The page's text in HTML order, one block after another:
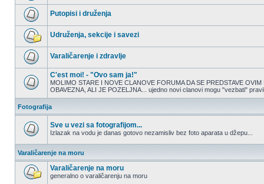
Nema
nepročitanih
postova
Nema
nepročitanih
postova
Putopisi i druženja
Nema
nepročitanih
postova
Udruženja, sekcije i savezi
Nema
nepročitanih
postova
Varaličarenje i zdravlje
Nema
nepročitanih
postova
C'est moi! - "Ovo sam ja!"
MOLIMO STARE I NOVE CLANOVE FORUMA DA SE PREDSTAVE
OBAVEZNA, ALI JE POZELJNA... ujedno novi clanovi mogu "vezbati"
Fotografija
nepročitanih
postova
Sve u vezi sa fotografijom...
Izlazak na vodu je danas gotovo nezamisliv bez foto aparata u džepu...
Varaličarenje na moru
Varaličarenje na moru
generalno o varaličarenju na moru